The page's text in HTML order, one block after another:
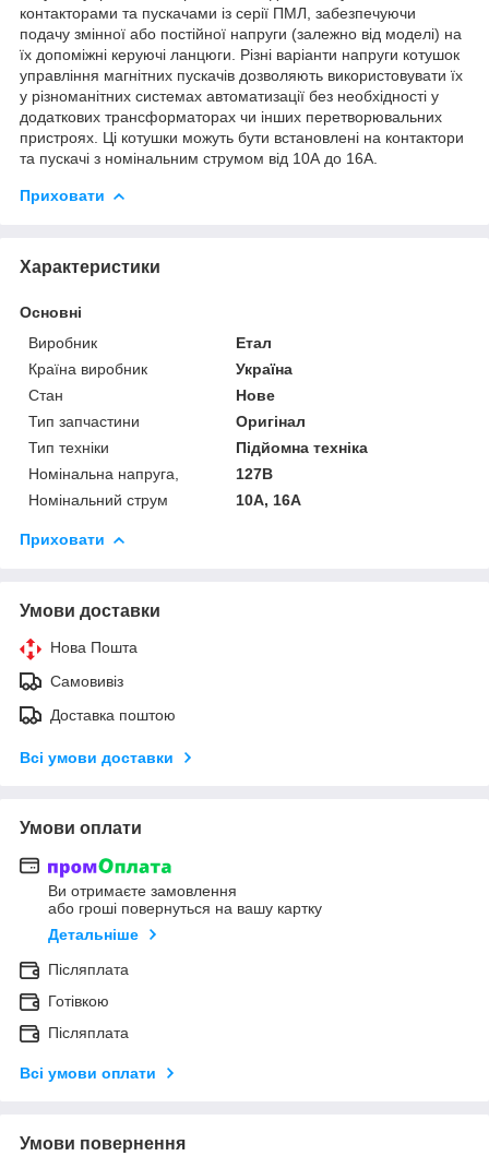
контакторами та пускачами із серії ПМЛ, забезпечуючи
подачу змінної або постійної напруги (залежно від моделі) на
їх допоміжні керуючі ланцюги. Різні варіанти напруги котушок
управління магнітних пускачів дозволяють використовувати їх
у різноманітних системах автоматизації без необхідності у
додаткових трансформаторах чи інших перетворювальних
пристроях. Ці котушки можуть бути встановлені на контактори
та пускачі з номінальним струмом від 10А до 16А.
Приховати
Характеристики
Основні
Виробник
Етал
Країна виробник
Україна
Стан
Нове
Тип запчастини
Оригінал
Тип техніки
Підйомна техніка
Номінальна напруга,
127В
Номінальний струм
10А, 16А
Приховати
Умови доставки
Нова Пошта
Самовивіз
Доставка поштою
Всі умови доставки
Умови оплати
Ви отримаєте замовлення
або гроші повернуться на вашу картку
Детальніше
Післяплата
Готівкою
Післяплата
Всі умови оплати
Умови повернення